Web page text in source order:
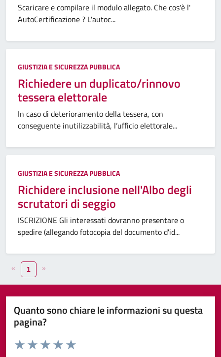
Scaricare e compilare il modulo allegato. Che cos'è l'
AutoCertificazione ? L'autoc...
GIUSTIZIA E SICUREZZA PUBBLICA
Richiedere un duplicato/rinnovo
tessera elettorale
In caso di deterioramento della tessera, con
conseguente inutilizzabilità, l’ufficio elettorale...
GIUSTIZIA E SICUREZZA PUBBLICA
Richidere inclusione nell'Albo degli
scrutatori di seggio
ISCRIZIONE Gli interessati dovranno presentare o
spedire (allegando fotocopia del documento d'id...
« 1 »
Quanto sono chiare le informazioni su questa
pagina?
Valuta da 1 a 5 stelle la pagina